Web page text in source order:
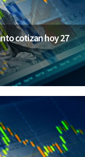
cotizan hoy 27